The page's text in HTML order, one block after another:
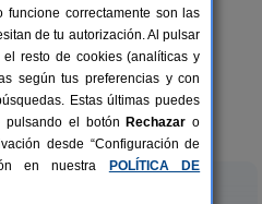
2-8+1 pers.
desde38 €
Santo
funcione correctamente son las
de tu autorización. Al pulsar
el resto de cookies (analíticas y
según tus preferencias y con
Estas últimas puedes
pulsando el botón Rechazar o
desde “Configuración de
en nuestra
POLÍTICA DE